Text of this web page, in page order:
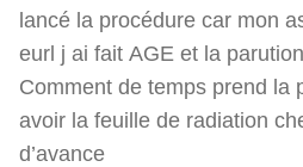
lancé la procédure car mon
eurl j ai fait AGE et la
Comment de temps prend la
avoir la feuille de radiation
d’avance